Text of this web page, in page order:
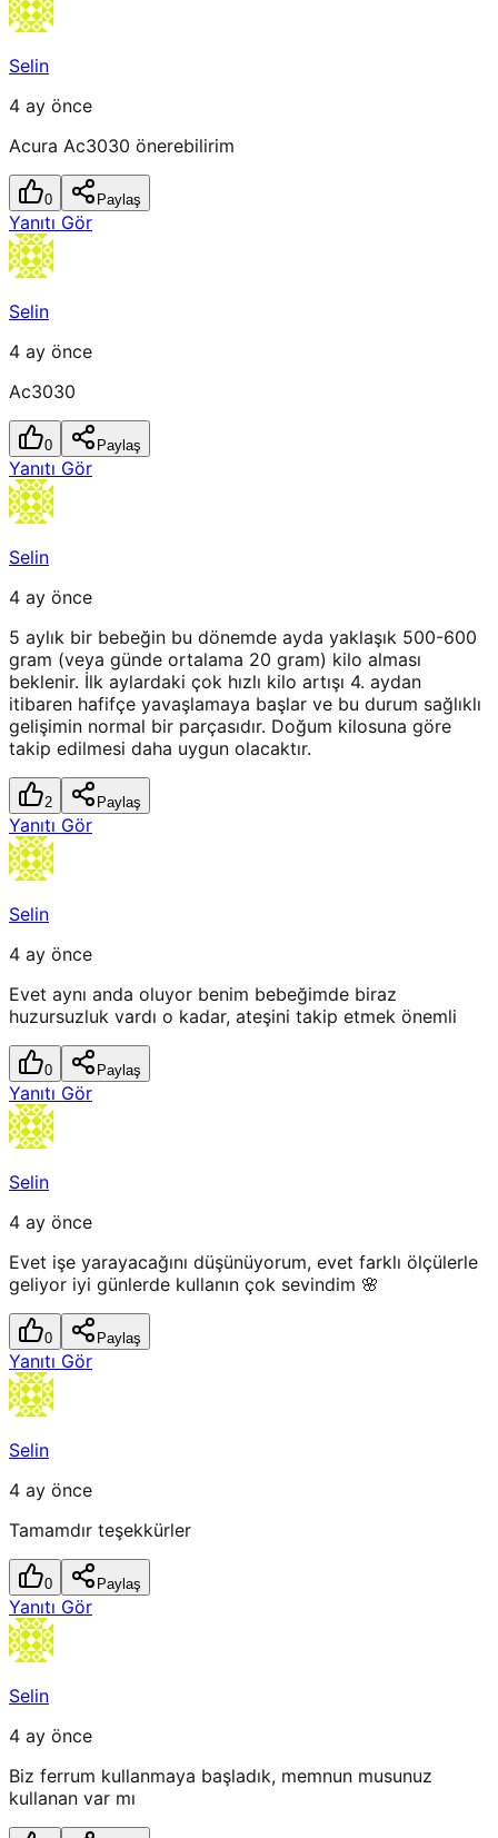
Selin
4 ay önce
Acura Ac3030 önerebilirim
0 Paylaş
Yanıtı Gör
Selin
4 ay önce
Ac3030
0 Paylaş
Yanıtı Gör
Selin
4 ay önce
5 aylık bir bebeğin bu dönemde ayda yaklaşık 500-600
gram (veya günde ortalama 20 gram) kilo alması
beklenir. İlk aylardaki çok hızlı kilo artışı 4. aydan
itibaren hafifçe yavaşlamaya başlar ve bu durum sağlıklı
gelişimin normal bir parçasıdır. Doğum kilosuna göre
takip edilmesi daha uygun olacaktır.
2 Paylaş
Yanıtı Gör
Selin
4 ay önce
Evet aynı anda oluyor benim bebeğimde biraz
huzursuzluk vardı o kadar, ateşini takip etmek önemli
0 Paylaş
Yanıtı Gör
Selin
4 ay önce
Evet işe yarayacağını düşünüyorum, evet farklı ölçülerle
geliyor iyi günlerde kullanın çok sevindim 🌸
0 Paylaş
Yanıtı Gör
Selin
4 ay önce
Tamamdır teşekkürler
0 Paylaş
Yanıtı Gör
Selin
4 ay önce
Biz ferrum kullanmaya başladık, memnun musunuz
kullanan var mı